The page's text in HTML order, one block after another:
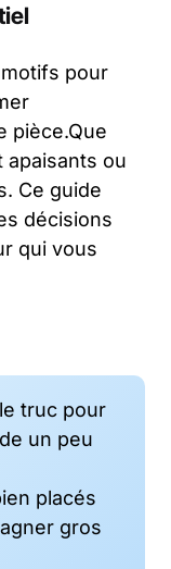
pour
pièce.Que
ou
Ce guide
décisions
qui vous
truc pour
un peu
placés
gros